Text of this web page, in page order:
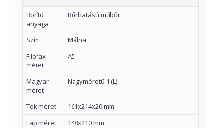
Borító
anyaga
Bőrhatású műbőr
Szín
Málna
Filofax
méret
A5
Magyar
méret
Nagyméretű 1 (L)
Tok méret
161x214x20 mm
Lap méret
148x210 mm